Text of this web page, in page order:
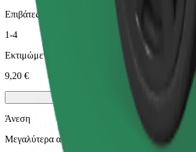
Επιβάτες
1-4
Εκτιμώμενη τιμή
9,20 €
Άνεση
Μεγαλύτερα αυτοκίνητα με περισσότερο χώρο